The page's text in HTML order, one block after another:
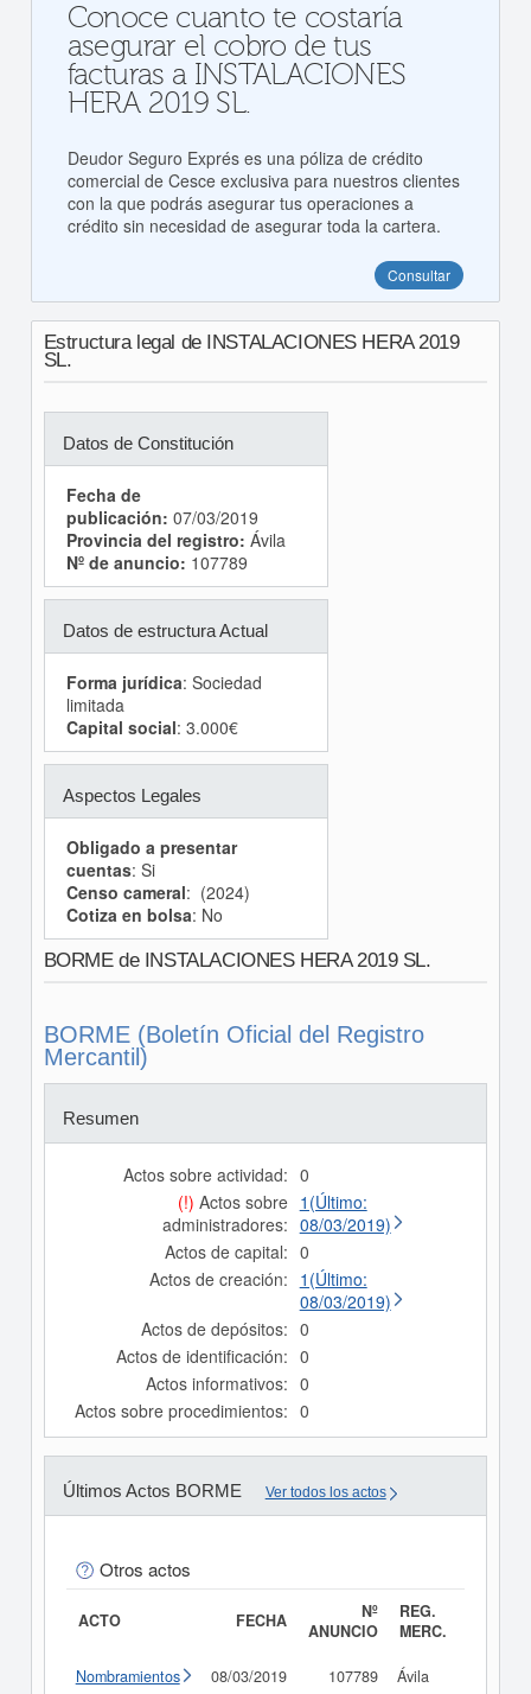
Conoce cuanto te costaría
asegurar el cobro de tus
facturas a INSTALACIONES
HERA 2019 SL.
Deudor Seguro Exprés es una póliza de crédito
comercial de Cesce exclusiva para nuestros clientes
con la que podrás asegurar tus operaciones a
crédito sin necesidad de asegurar toda la cartera.
Consultar
Estructura legal de INSTALACIONES HERA 2019
SL.
Datos de Constitución
Fecha de
publicación: 07/03/2019
Provincia del registro: Ávila
Nº de anuncio: 107789
Datos de estructura Actual
Forma jurídica: Sociedad
limitada
Capital social: 3.000€
Aspectos Legales
Obligado a presentar
cuentas: Si
Censo cameral: (2024)
Cotiza en bolsa: No
BORME de INSTALACIONES HERA 2019 SL.
BORME (Boletín Oficial del Registro
Mercantil)
Resumen
Actos sobre actividad: 0
(!) Actos sobre
administradores:
1(Último:
08/03/2019)
Actos de capital: 0
Actos de creación: 1(Último:
08/03/2019)
Actos de depósitos: 0
Actos de identificación: 0
Actos informativos: 0
Actos sobre procedimientos: 0
Últimos Actos BORME Ver todos los actos
Otros actos
ACTO FECHA
Nº
ANUNCIO
REG.
MERC.
Nombramientos 08/03/2019 107789 Ávila